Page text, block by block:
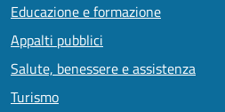
Educazione e formazione
Appalti pubblici
Salute, benessere e assistenza
Turismo